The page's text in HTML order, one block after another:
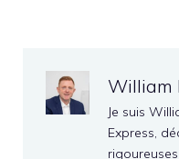
William
Je suis
Express,